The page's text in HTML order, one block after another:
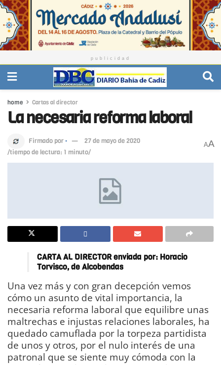
publicidad
home Cartas al director
La necesaria reforma laboral
Firmado por ·
27 de mayo de 2020
/tiempo de lectura: 1 minuto/
AA
CARTA AL DIRECTOR enviada por: Horacio
Torvisco, de Alcobendas
Una vez más y con gran decepción vemos
cómo un asunto de vital importancia, la
necesaria reforma laboral que equilibre unas
maltrechas e injustas relaciones laborales, ha
quedado camuflada por la torpeza partidista
de unos y otros, por el nulo interés de una
patronal que se siente muy cómoda con la